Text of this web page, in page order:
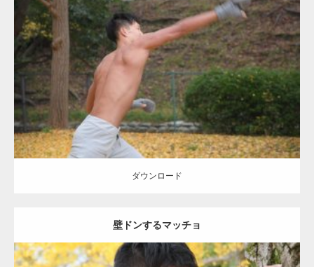
Update:2021.07.8
Category: 公園のマッチョ その他 AKIHITO(細マッチョ) 背中
ダウンロード
ダウンロード
壁ドンするマッチョ